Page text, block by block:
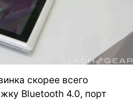
скорее всего
Bluetooth 4.0, порт